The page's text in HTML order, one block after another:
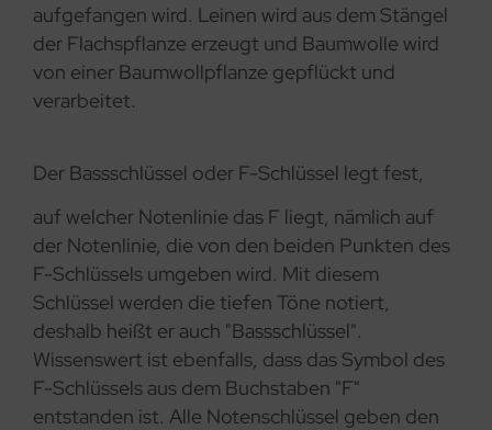
aufgefangen wird. Leinen wird aus dem Stängel
der Flachspflanze erzeugt und Baumwolle wird
von einer Baumwollpflanze gepflückt und
verarbeitet.
Der Bassschlüssel oder F-Schlüssel legt fest,
auf welcher Notenlinie das F liegt, nämlich auf
der Notenlinie, die von den beiden Punkten des
F-Schlüssels umgeben wird. Mit diesem
Schlüssel werden die tiefen Töne notiert,
deshalb heißt er auch "Bassschlüssel".
Wissenswert ist ebenfalls, dass das Symbol des
F-Schlüssels aus dem Buchstaben "F"
entstanden ist. Alle Notenschlüssel geben den